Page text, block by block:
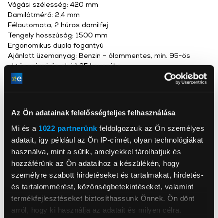
Az Ön adatainak felelősségteljes felhasználása
Mi és a 1022 partnerünk feldolgozzuk az Ön személyes
adatait, így például az Ön IP-címét, olyan technológiákat
használva, mint a sütik, amelyekkel tárolhatjuk és
hozzáférünk az Ön adataihoz a készülékén, hogy
személyre szabott hirdetéseket és tartalmakat, hirdetés-
és tartalommérést, közönségbetekintéseket, valamint
termékfejlesztéseket biztosíthassunk Önnek. Ön dönt
arról, hogy ki használja az adatait és milyen célra.
Fieldmann
www.fieldmann.hu
info@fasthungary.hu
2310, Szigetszentmiklós, Kántor út 10
Vágási szélesség: 420 mm
Damilátmérő: 2,4 mm
Félautomata, 2 húros damilfej
Tengely hosszúság: 1500 mm
Ergonomikus dupla fogantyú
Ajánlott üzemanyag: Benzin – ólommentes, min. 95-ös
oktánszámú és olaj 1:25 keveréke
Üzemanyag tartály: 0,4 liter
Súly: 6,6 kg